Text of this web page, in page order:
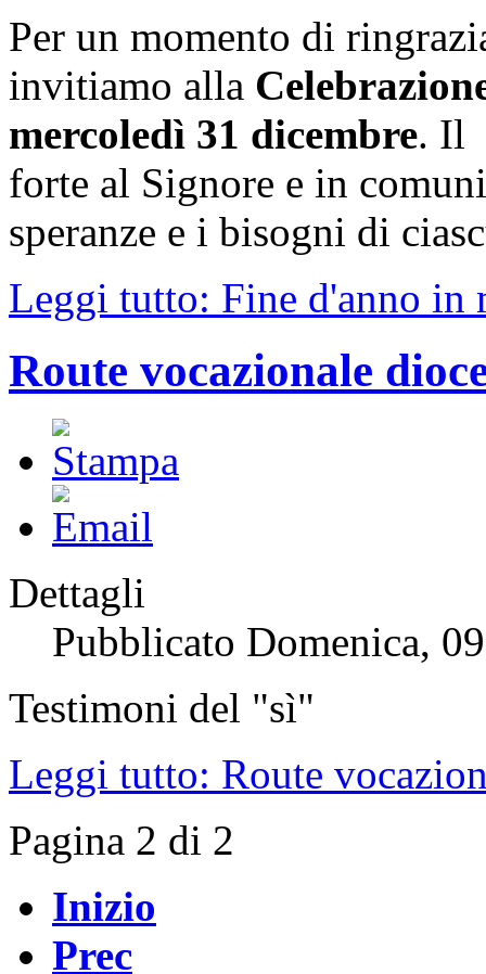
Per un momento di
invitiamo alla
mercoledì 31 dicembre. Il
forte al Signore e in
speranze e i bisogni di
Leggi tutto: Fine d'anno in
Route vocazionale
Dettagli
Pubblicato Domenica,
Testimoni del "sì"
Leggi tutto: Route
Pagina 2 di 2
Inizio
Prec